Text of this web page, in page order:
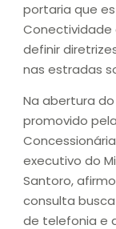
portaria que
Conectividade
definir
nas estradas
Na abertura
promovido
executivo do
Santoro,
consulta
de telefonia e